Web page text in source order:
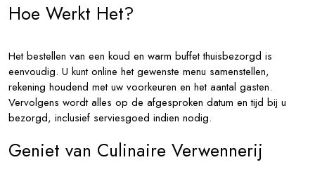
Hoe Werkt Het?
Het bestellen van een koud en warm buffet thuisbezorgd is
eenvoudig. U kunt online het gewenste menu samenstellen,
rekening houdend met uw voorkeuren en het aantal gasten.
Vervolgens wordt alles op de afgesproken datum en tijd bij u
bezorgd, inclusief serviesgoed indien nodig.
Geniet van Culinaire Verwennerij